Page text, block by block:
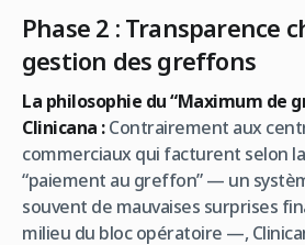
Phase 2 : Transparence
gestion des greffons
La philosophie du “Maximum de
Clinicana :Contrairement aux
commerciaux qui facturent selon
“paiement au greffon” — un
souvent de mauvaises surprises
milieu du bloc opératoire —,